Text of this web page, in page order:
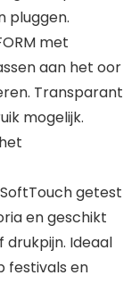
pluggen.
met
aan het oor
Transparant
mogelijk.
getest
en geschikt
drukpijn. Ideaal
festivals en